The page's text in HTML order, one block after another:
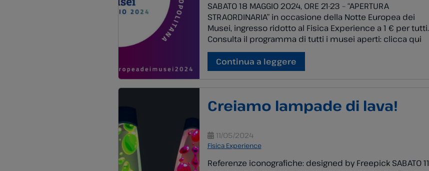
SABATO 18 MAGGIO 2024, ORE 21-23 – “APERTURA
STRAORDINARIA” in occasione della Notte Europea dei
Musei, ingresso ridotto al Fisica Experience a 1 € per tutti.
Consulta il programma di tutti i musei aperti: clicca qui
Per ulteriori info: clicca qui Per info e
prenotazioni: scrivere a segreteria@agenter.it oppure
telefona dal lunedì al venerdì il numero 051 6871757 […]
Continua a leggere
Creiamo lampade di lava!
11/05/2024
Fisica Experience
Referenze iconografiche: designed by Freepick SABATO 11